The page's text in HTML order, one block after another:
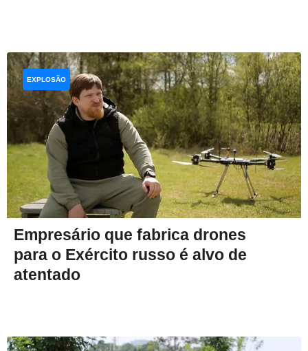
Empresário que fabrica drones
para o Exército russo é alvo de
atentado
EXPLOSÃO